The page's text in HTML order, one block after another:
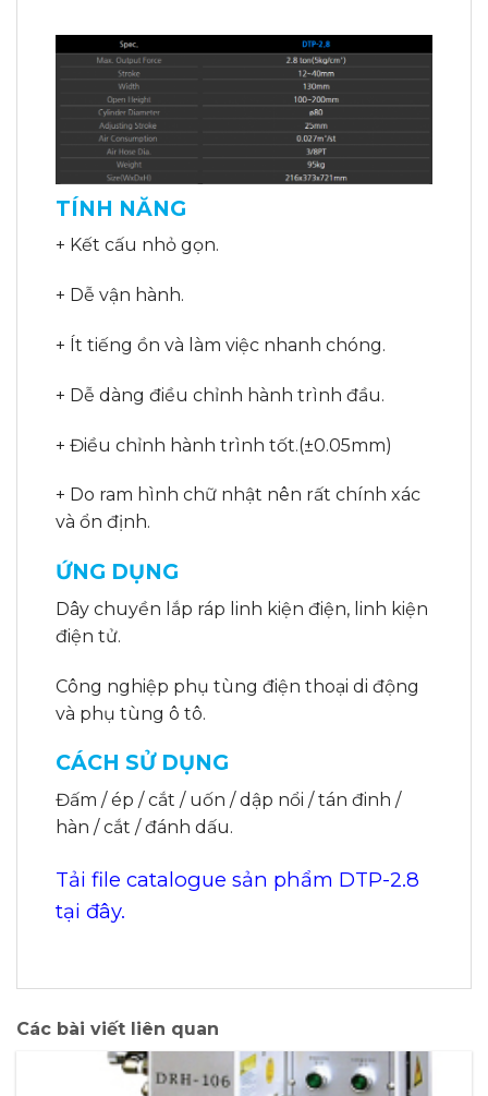
TÍNH NĂNG
+ Kết cấu nhỏ gọn.
+ Dễ vận hành.
+ Ít tiếng ồn và làm việc nhanh chóng.
+ Dễ dàng điều chỉnh hành trình đầu.
+ Điều chỉnh hành trình tốt.(±0.05mm)
+ Do ram hình chữ nhật nên rất chính xác
và ổn định.
ỨNG DỤNG
Dây chuyền lắp ráp linh kiện điện, linh kiện
điện tử.
Công nghiệp phụ tùng điện thoại di động
và phụ tùng ô tô.
CÁCH SỬ DỤNG
Đấm / ép / cắt / uốn / dập nổi / tán đinh /
hàn / cắt / đánh dấu.
Tải file catalogue sản phẩm DTP-2.8
tại đây.
Các bài viết liên quan